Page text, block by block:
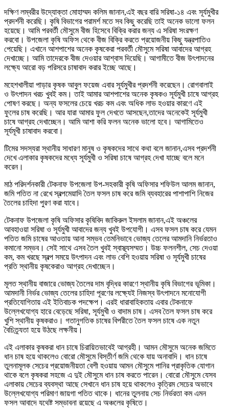
দক্ষিণ লম্বরীর উদ্যোক্তা মোহাম্মদ কলিম জানান,এই বছর বারি সরিষা-১৪ এবং সূর্যমুখীর
প্রদর্শনী করেছি। কৃষি বিভাগের পরামর্শ মতে সব কিছু করেছি তাই অনেক ভালো ফলন
হয়েছে। আমি পরবর্তী মৌসুমে বীজ হিসেবে বিক্রি করার জন্য এ সরিষা সংরক্ষণ
করবো। উপজেলা কৃষি অফিস থেকে বীজ বিক্রি করতে প্রয়োজনীয় কিছু যন্ত্রপাতিও
পেয়েছি। এখানে আশপাশের অনেক কৃষকেরা পরবর্তী মৌসুমে সরিষা আবাদের আগ্রহ
দেখাচ্ছে। আমি তাদেরকে বীজ দেওয়ার আশ্বাস দিয়েছি। আগামীতে বীজ উৎপাদনের
লক্ষ্যে আরো বড় পরিসরে চাষাবাদ করার ইচ্ছে আছে।
মহেশখালীয়া পাড়ার কৃষক আবুল ফয়েজ এবার সূর্যমুখীর প্রদর্শনী করেছেন। রোগবালাই
ও উৎপাদন খরচ খুবই কম। তাই আমার আশপাশের অনেক কৃষকও সূর্যমুখী চাষে আগ্রহ
পোষণ করছে। অন্য ফসলের চেয়ে খরচ কম এবং অধিক লাভ হওয়ার কারণে এই
ফুলের চাষ করেছি। আর যারা আমার ফুল দেখতে আসছেন,তাদের অনেকেই সূর্যমুখী
চাষে আগ্রহ দেখাচ্ছেন। আমি আশা করি ফলন অনেক ভালো হবে। আগামিতেও
সূর্যমূখী চাষাবাদ করবো।
টিমের সদস্যরা স্থানীয় সাধারণ মানুষ ও কৃষকদের সাথে কথা বলে জানান,এসব প্রদর্শনী
দেখে এলাকার কৃষকদের মধ্যে সূর্যমুখী ও সরিষা চাষে আগ্রহ দেখা যাচ্ছে বলে মনে
করেন।
মাঠ পরিদর্শনকারী টেকনাফ উপজেলা উপ-সহকারী কৃষি অফিসার শফিউল আলম জানান,
জমি পতিত না রেখে স্বল্পমেয়াদি তৈল ফসল চাষ করে জমি ব্যবহারের পাশাপাশি নিজের
তৈলের চাহিদা পুরণ করা যাবে।
টেকনাফ উপজেলা কৃষি অফিসার কৃষিবিদ জাকিরুল ইসলাম জানান,এই অঞ্চলের
আবহাওয়া সরিষা ও সূর্যমুখী আবাদের জন্য খুবই উপযোগী। এসব ফসল চাষ করে যেমন
পতিত জমি চাষের আওতায় আনা সম্ভব তেমনিভাবে ভোজ্য তেলের আমদানি নির্ভরতাও
কমানো সম্ভব। সেই সাথে এসব তৈল খুবই স্বাস্থ্যসম্মত। উচ্চ ফলনশীল, সেচ দেওয়া
কম, কম খরছে স্বল্প সময়ে উৎপাদন এবং লাভ বেশি হওয়ায় সরিষা ও সূর্যমুখী চাষের
প্রতি স্থানীয় কৃষকেরাও আগ্রহ দেখাচ্ছেন।
মূলত স্থানীয় বাজারে ভোজ্য তৈলের দাম বৃদ্ধির কারণে স্থানীয় কৃষি বিভাগের ভূমিকা।
আমদানী নির্ভর ভোজ্য তেলের চাহিদা পূরণের লক্ষ্যেই নিজস্ব উৎপাদনে মনোযোগী
প্রতিযোগিতায় এই ইতিবাচক পদক্ষেপ। এরই ধারাবাহিকতায় এবার টেকনাফে
উল্লেখযোগ্য হারে বেড়েছে সরিষা, সূর্যমুখী ও বাদাম চাষ। এসব তৈল ফসল চাষ করে
খুশি স্থানীয় কৃষকরাও। গতানুগতিক চাষের বিপরীতে তৈল ফসল চাষে এক নতুন
বৈচিত্র্যতা হয়ে উঠছে লক্ষনীয়।
এই এলাকার কৃষকরা ধান চাষে চিরায়িতভাবেই আগ্রহী। আমন মৌসুমে অনেক জমিতে
ধান চাষ হয়ে থাকলেও বোরো মৌসুমে বিস্তীর্ণ জমি থেকে যায় অনাবাদি। ধান চাষে
তুলনামূলক সেচের প্রয়োজনীয়তা বেশী হওয়ায় আমন মৌসুমে পানির প্রাকৃতিক যোগান
থাকে বলে কৃষকরা সহজে এ দুই মৌসুমে ধান চাষ করতে পারেন। বোরো মৌসুমে যেসব
এলাকায় সেচের ব্যবস্থা আছে সেখানে ধান চাষ হয়ে থাকলেও কৃত্রিম সেচের অভাবে
উল্লেখযোগ্য পরিমাণ জায়গা পতিত থাকে। ধানের তুলনায় সেচ নির্ভরতা কম এমন
ফসল আবাদে যথেষ্ট সম্ভাবনা রয়েছে এ অঞ্চলের কৃষিতে।